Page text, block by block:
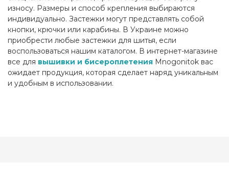
износу. Размеры и способ крепления выбираются
индивидуально. Застежки могут представлять собой
кнопки, крючки или карабины. В Украине можно
приобрести любые застежки для шитья, если
воспользоваться нашим каталогом. В интернет-магазине
все для вышивки и бисероплетения Mnogonitok вас
ожидает продукция, которая сделает наряд уникальным
и удобным в использовании.